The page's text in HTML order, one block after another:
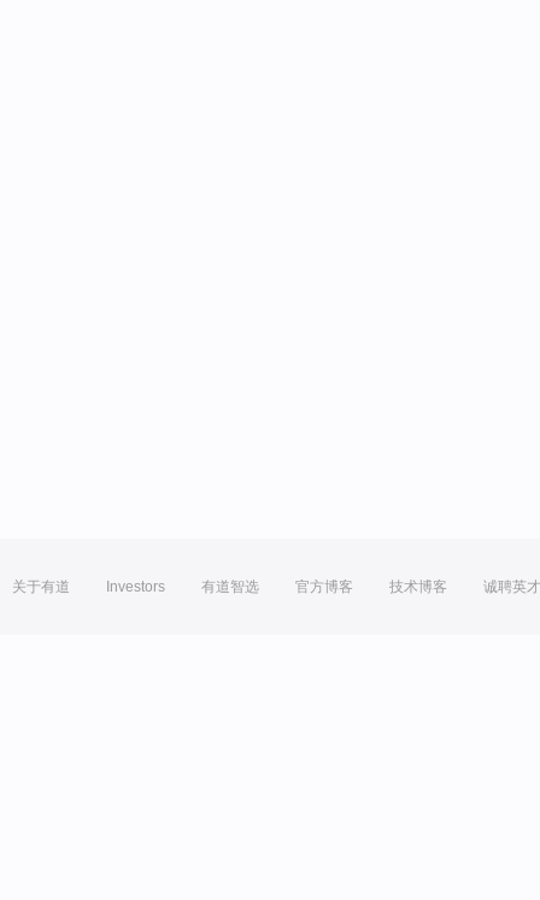
关于有道 Investors 有道智选 官方博客 技术博客 诚聘英才